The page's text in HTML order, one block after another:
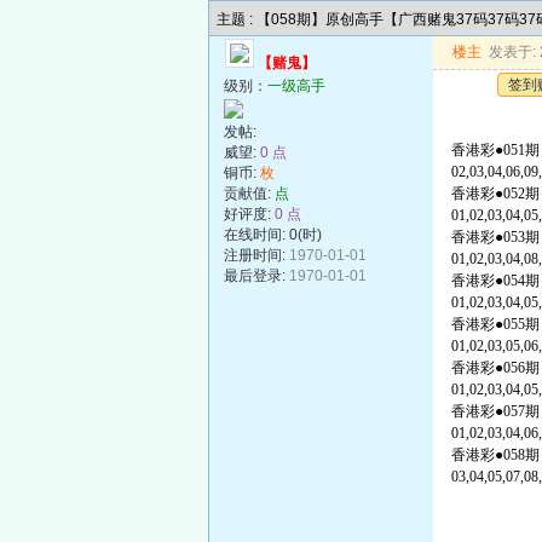
主题 : 【058期】原创高手【广西赌鬼37码37码37
【赌鬼】
级别： 一级高手
发帖:
威望: 0 点
铜币: 枚
贡献值: 点
好评度: 0 点
在线时间: 0(时)
注册时间: 1970-01-01
最后登录: 1970-01-01
楼主 发表于:
签到
香港彩●051
香港彩●052
香港彩●053
香港彩●054
香港彩●055
香港彩●056
香港彩●057
香港彩●058